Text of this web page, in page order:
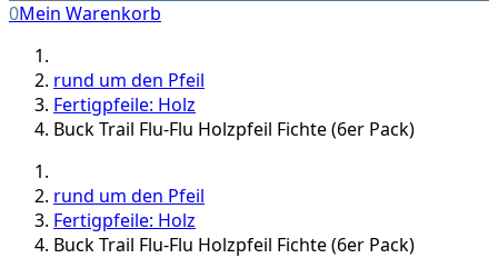
0Mein Warenkorb
rund um den Pfeil
Fertigpfeile: Holz
Buck Trail Flu-Flu Holzpfeil Fichte (6er Pack)
rund um den Pfeil
Fertigpfeile: Holz
Buck Trail Flu-Flu Holzpfeil Fichte (6er Pack)